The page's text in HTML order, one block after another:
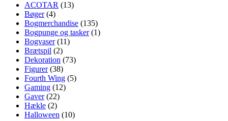
ACOTAR (13)
Bøger(4)
Bogmerchandise (135)
Bogpunge og tasker(1)
Bogvaser(11)
Brætspil (2)
Dekoration (73)
Figurer(38)
Fourth Wing (5)
Gaming (12)
Gaver(22)
Hækle (2)
Halloween (10)